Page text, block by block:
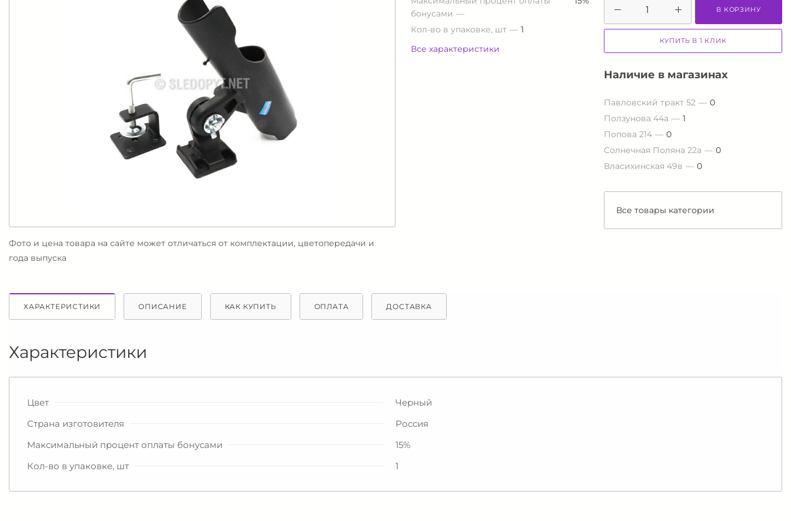
Фото и цена товара на сайте может отличаться от комплектации, цветопередачи и
года выпуска
бонусами
Кол-во в упаковке, шт
1
Все характеристики
В КОРЗИНУ
КУПИТЬ В 1 КЛИК
Наличие в магазинах
Павловский тракт 52
0
Ползунова 44а
1
Попова 214
0
Солнечная Поляна 22а
0
Власихинская 49в
0
Все товары категории
ХАРАКТЕРИСТИКИ ОПИСАНИЕ КАК КУПИТЬ ОПЛАТА ДОСТАВКА
Характеристики
Цвет
Черный
Страна изготовителя
Россия
Максимальный процент оплаты бонусами
15%
Кол-во в упаковке, шт
1